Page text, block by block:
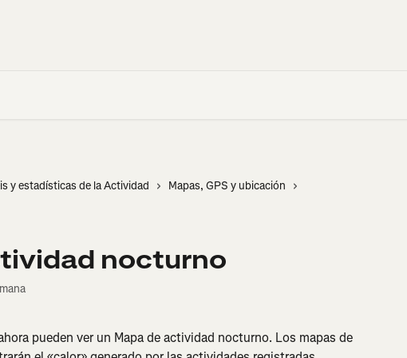
y estadísticas de la Actividad
Mapas, GPS y ubicación
nocturno
pueden ver un Mapa de actividad nocturno. Los mapas de